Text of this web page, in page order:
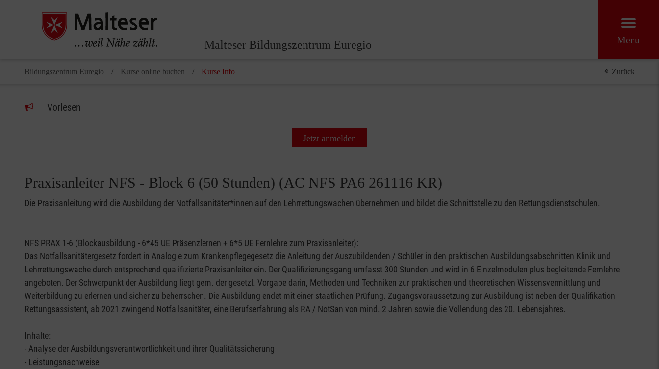
Malteser Bildungszentrum Euregio Menu
Bildungszentrum Euregio Kurse online buchen Kurse Info Zurück
Vorlesen
Jetzt anmelden
Praxisanleiter NFS - Block 6 (50 Stunden) (AC NFS PA6 261116 KR)
Die Praxisanleitung wird die Ausbildung der Notfallsanitäter*innen auf den Lehrrettungswachen übernehmen und bildet die Schnittstelle zu den Rettungsdienstschulen.
NFS PRAX 1-6 (Blockausbildung - 6*45 UE Präsenzlernen + 6*5 UE Fernlehre zum Praxisanleiter):
Das Notfallsanitätergesetz fordert in Analogie zum Krankenpflegegesetz die Anleitung der Auszubildenden / Schüler in den praktischen Ausbildungsabschnitten Klinik und
Lehrrettungswache durch entsprechend qualifizierte Praxisanleiter ein. Der Qualifizierungsgang umfasst 300 Stunden und wird in 6 Einzelmodulen plus begleitende Fernlehre
angeboten. Der Schwerpunkt der Ausbildung liegt gem. der gesetzl. Vorgabe darin, Methoden und Techniken zur praktischen und theoretischen Wissensvermittlung und
Weiterbildung zu erlernen und sicher zu beherrschen. Die Ausbildung endet mit einer staatlichen Prüfung. Zugangsvoraussetzung zur Ausbildung ist neben der Qualifikation
Rettungsassistent, ab 2021 zwingend Notfallsanitäter, eine Berufserfahrung als RA / NotSan von mind. 2 Jahren sowie die Vollendung des 20. Lebensjahres.
Inhalte:
- Analyse der Ausbildungsverantwortlichkeit und ihrer Qualitätssicherung
- Leistungsnachweise